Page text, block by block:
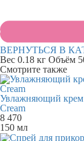
ВЕРНУТЬСЯ В
Вес 0.18 кг Объём
Смотрите также
Увлажняющий крем
Cream
8 470
150 мл